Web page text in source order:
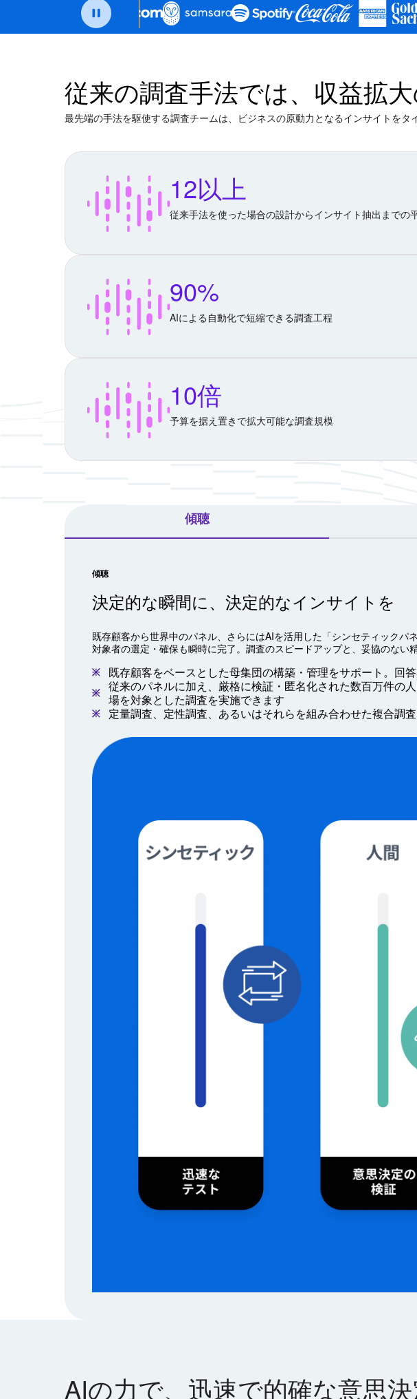
従来の調査手法では、収益拡
最先端の手法を駆使する調査チームは、ビジネスの原動力となるインサイトを
12以上
従来手法を使った場合の設計からインサイト抽出までの
90%
AIによる自動化で短縮できる調査工程
10倍
予算を据え置きで拡大可能な調査規模
傾聴
傾聴
決定的な瞬間に、決定的なインサイトを
既存顧客から世界中のパネル、さらにはAIを活用した「シンセティック
対象者の選定・確保も瞬時に完了。調査のスピードアップと、妥協のない
既存顧客をベースとした母集団の構築・管理をサポート。回
従来のパネルに加え、厳格に検証・匿名化された数百万件の
場を対象とした調査を実施できます
定量調査、定性調査、あるいはそれらを組み合わせた複合調
AIの力で、迅速で的確な意思